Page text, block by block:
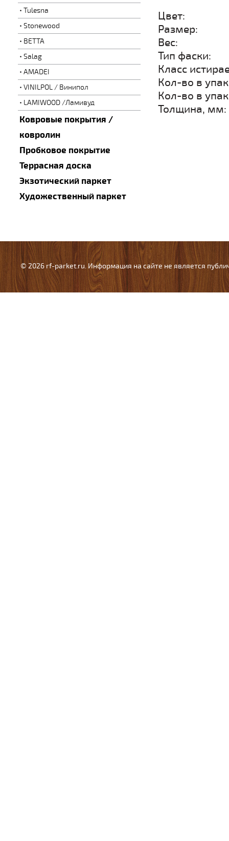
Tulesna
Stonewood
BETTA
Salag
AMADEI
VINILPOL / Винипол
LAMIWOOD /Ламивуд
Ковровые покрытия /
ковролин
Пробковое покрытие
Террасная доска
Экзотический паркет
Художественный паркет
Цвет:
Вес:
Тип
Класс
Кол-во в
Кол-во в
© 2026 rf-parket.ru. Информация на сайте не является